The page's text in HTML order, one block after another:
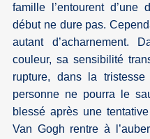
famille l’entourent d’une
début ne dure pas.
autant d’acharnement.
couleur, sa sensibilité
rupture, dans la tristesse
personne ne pourra le
blessé après une
Van Gogh rentre à